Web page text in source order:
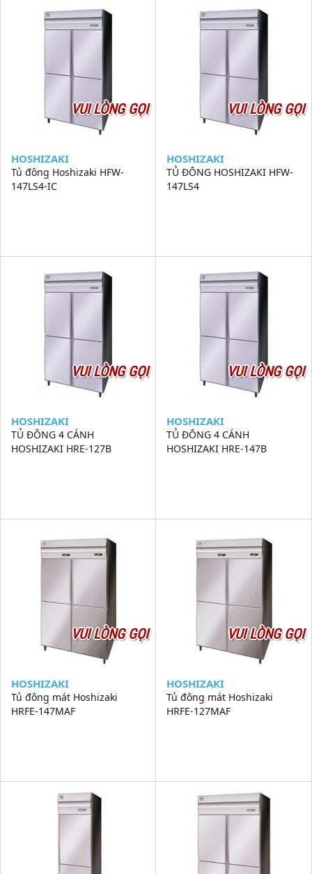
VUI LÒNG GỌI
HOSHIZAKI
Tủ đông Hoshizaki HFW-
147LS4-IC
VUI LÒNG GỌI
HOSHIZAKI
TỦ ĐÔNG HOSHIZAKI HFW-
147LS4
VUI LÒNG GỌI
HOSHIZAKI
TỦ ĐÔNG 4 CÁNH
HOSHIZAKI HRE-127B
VUI LÒNG GỌI
HOSHIZAKI
TỦ ĐÔNG 4 CÁNH
HOSHIZAKI HRE-147B
VUI LÒNG GỌI
HOSHIZAKI
Tủ đông mát Hoshizaki
HRFE-147MAF
VUI LÒNG GỌI
HOSHIZAKI
Tủ đông mát Hoshizaki
HRFE-127MAF